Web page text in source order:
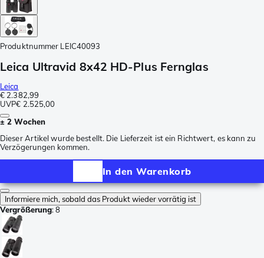
Produktnummer LEIC40093
Leica Ultravid 8x42 HD-Plus Fernglas
Leica
€ 2.382,99
UVP€ 2.525,00
± 2 Wochen
Dieser Artikel wurde bestellt. Die Lieferzeit ist ein Richtwert, es kann zu
Verzögerungen kommen.
In den Warenkorb
Informiere mich, sobald das Produkt wieder vorrätig ist
Vergrößerung:8